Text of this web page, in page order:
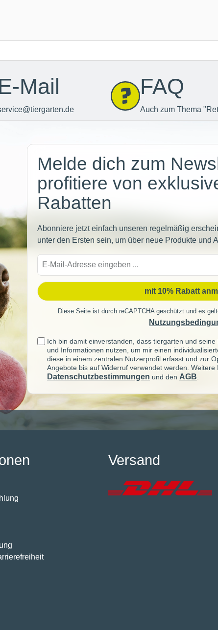
Mail FAQ
Auch zum Thema
Melde dich zum
profitiere von
Rabatten
Abonniere jetzt einfach unseren regelmäßig
unter den Ersten sein, um über neue Produkte und
Adresse
mit 10% Rabatt
Diese Seite ist durch reCAPTCHA geschützt und es
Ich bin damit einverstanden, dass tiergarten und
und Informationen nutzen, um mir einen
diese in einem zentralen Nutzerprofil erfasst und zur
Angebote bis auf Widerruf verwendet werden.
Datenschutzbestimmungen und den AGB.
Versand